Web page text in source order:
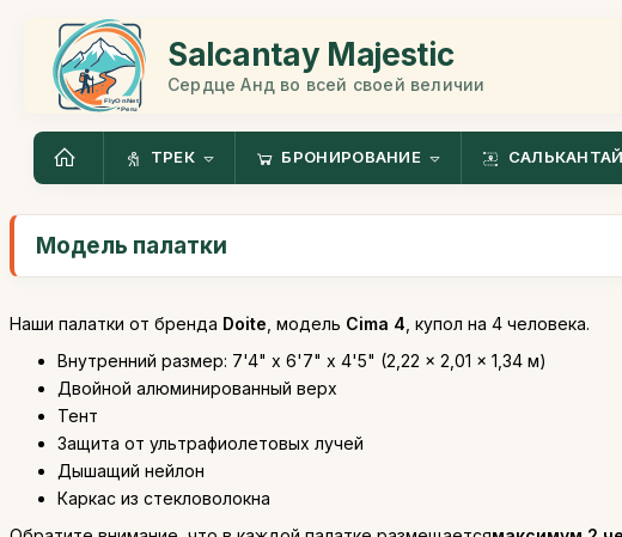
Salcantay Majestic
Сердце Анд во всей своей величии
ТРЕК БРОНИРОВАНИЕ САЛЬКАНТАЙ
Модель палатки
Наши палатки от бренда Doite , модель Cima 4 , купол на 4 человека.
Внутренний размер: 7'4" x 6'7" x 4'5" (2,22 x 2,01 x 1,34 м)
Двойной алюминированный верх
Тент
Защита от ультрафиолетовых лучей
Дышащий нейлон
Каркас из стекловолокна